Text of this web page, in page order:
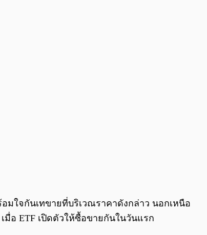
มใจกันเทขายที่บริเวณราคาดังกล่าว นอกเหนือ
มื่อ ETF เปิดตัวให้ซื้อขายกันในวันแรก